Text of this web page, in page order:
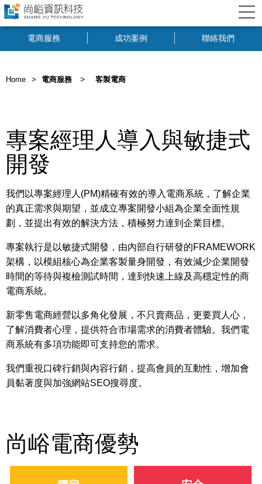
電商服務 成功案例 聯絡我們
Home 電商服務 > 客製電商
專案經理人導入與敏捷式
開發
我們以專案經理人(PM)精確有效的導入電商系統，了解企業
的真正需求與期望，並成立專案開發小組為企業全面性規
劃，並提出有效的解決方法，積極努力達到企業目標。
專案執行是以敏捷式開發，由內部自行研發的FRAMEWORK
架構，以模組核心為企業客製量身開發，有效減少企業開發
時間的等待與複檢測試時間，達到快速上線及高穩定性的商
電商系統。
新零售電商經營以多角化發展，不只賣商品，更要買人心，
了解消費者心理，提供符合市場需求的消費者體驗。我們電
商系統有多項功能即可支持您的需求。
我們重視口碑行銷與內容行銷，提高會員的互動性，增加會
員黏著度與加強網站SEO搜尋度。
尚峪電商優勢